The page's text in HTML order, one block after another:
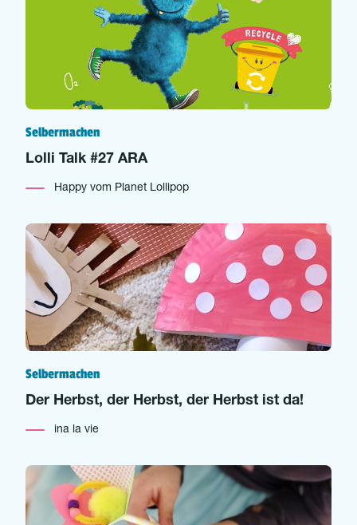
Selbermachen
Lolli Talk #27 ARA
Happy vom Planet Lollipop
Selbermachen
Der Herbst, der Herbst, der Herbst ist da!
ina la vie